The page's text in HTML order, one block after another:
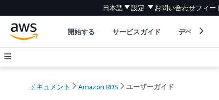
日本語 設定 お問い合わせフィー
開始する サービスガイド デベロッパ
ドキュメント Amazon RDS ユーザーガイド